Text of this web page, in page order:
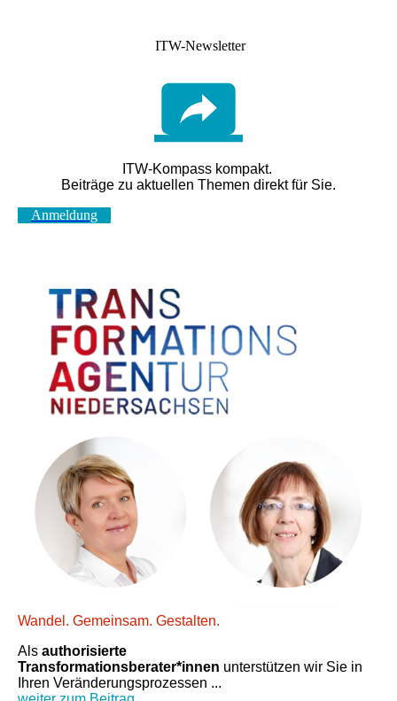
ITW-Newsletter
ITW-Kompass kompakt.
Beiträge zu aktuellen Themen direkt für Sie.
Anmeldung
Wandel. Gemeinsam. Gestalten.
Als authorisierte
Transformationsberater*innen unterstützen wir Sie in
Ihren Veränderungsprozessen ...